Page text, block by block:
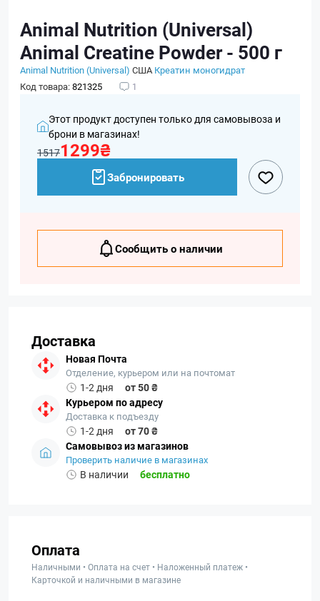
Animal Nutrition (Universal)
Animal Creatine Powder - 500 г
Animal Nutrition (Universal) США Креатин моногидрат
Код товара:821325 1
Этот продукт доступен только для самовывоза и
брони в магазинах!
15171299₴
Забронировать
Сообщить о наличии
Доставка
Новая Почта
Отделение, курьером или на почтомат
1-2 дня
от 50 ₴
Курьером по адресу
Доставка к подъезду
1-2 дня
от 70 ₴
Самовывоз из магазинов
Проверить наличие в магазинах
В наличии бесплатно
Оплата
Наличными • Оплата на счет • Наложенный платеж •
Карточкой и наличными в магазине